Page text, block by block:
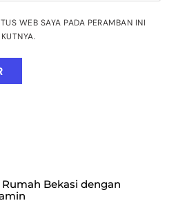
WEB SAYA PADA PERAMBAN INI
Bekasi dengan